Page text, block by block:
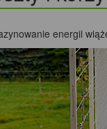
energii